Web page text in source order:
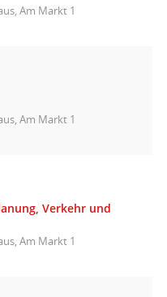
Am Markt 1
Am Markt 1
Verkehr und
Am Markt 1